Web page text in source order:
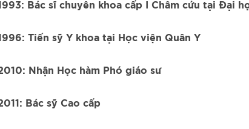
Bác sĩ chuyên khoa cấp I Châm cứu tại Đại
Tiến sỹ Y khoa tại Học viện Quân Y
Nhận Học hàm Phó giáo sư
Bác sỹ Cao cấp